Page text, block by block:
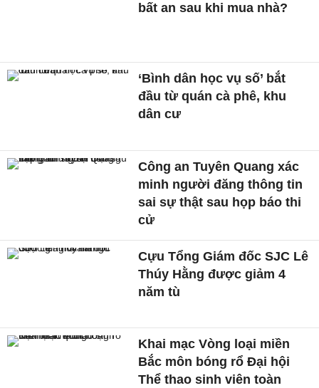
bất an sau khi mua nhà?
‘Bình dân học vụ số’ bắt
đầu từ quán cà phê, khu
dân cư
Công an Tuyên Quang xác
minh người đăng thông tin
sai sự thật sau họp báo thi
cử
Cựu Tổng Giám đốc SJC Lê
Thúy Hằng được giảm 4
năm tù
Khai mạc Vòng loại miền
Bắc môn bóng rổ Đại hội
Thể thao sinh viên toàn